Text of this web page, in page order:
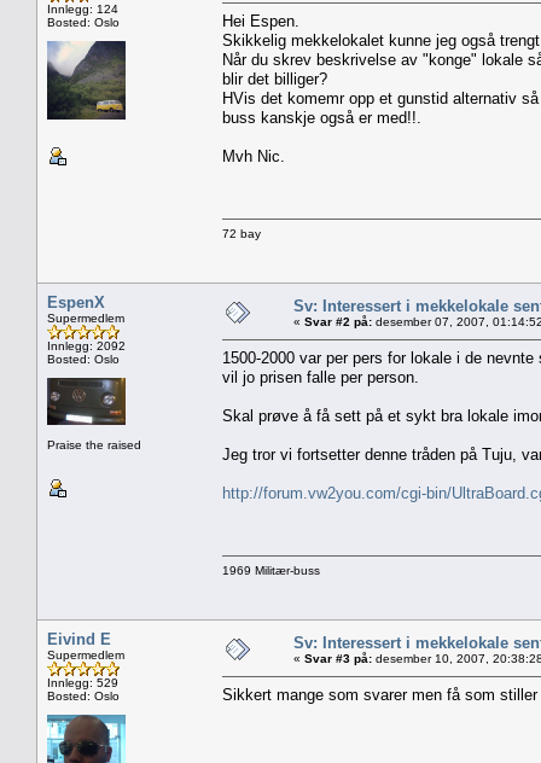
Innlegg: 124
Bosted: Oslo
Hei Espen.
Skikkelig mekkelokalet kunne jeg også
Når du skrev beskrivelse av "konge" lokale
blir det billiger?
HVis det komemr opp et gunstid alternativ
buss kanskje også er med!!.
Mvh Nic.
72 bay
EspenX
Supermedlem
Innlegg: 2092
Bosted: Oslo
Praise the raised
Sv: Interessert i mekkelokale
« Svar #2 på: desember 07, 2007,
1500-2000 var per pers for lokale i de
vil jo prisen falle per person.
Skal prøve å få sett på et sykt bra lokale
Jeg tror vi fortsetter denne tråden på Tuju,
http://forum.vw2you.com/cgi-bin/
1969 Militær-buss
Eivind E
Supermedlem
Innlegg: 529
Bosted: Oslo
Sv: Interessert i mekkelokale
« Svar #3 på: desember 10, 2007,
Sikkert mange som svarer men få som